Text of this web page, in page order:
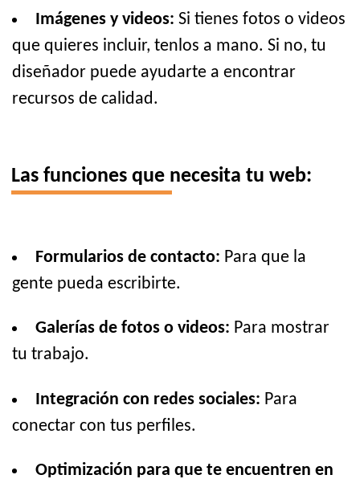
Imágenes y videos: Si tienes fotos o videos
que quieres incluir, tenlos a mano. Si no, tu
diseñador puede ayudarte a encontrar
recursos de calidad.
Las funciones que necesita tu web:
Formularios de contacto: Para que la
gente pueda escribirte.
Galerías de fotos o videos: Para mostrar
tu trabajo.
Integración con redes sociales: Para
conectar con tus perfiles.
Optimización para que te encuentren en